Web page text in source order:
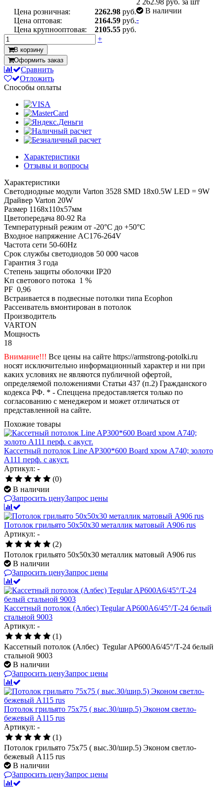
Цена розничная: 2262.98 руб.
Цена оптовая:
2164.59 руб.
Цена крупнооптовая:
2105.55 руб.
В наличии
-
+
В корзину
Оформить заказ
Сравнить
Отложить
Способы оплаты
Характеристики
Отзывы и вопросы
Характеристики
Светодиодные модули Varton 3528 SMD 18х0.5W LED = 9W
Драйвер Varton 20W
Размер 1168x110x57мм
Цветопередача 80-92 Ra
Температурный режим от -20°С до +50°С
Входное напряжение AC176-264V
Частота сети 50-60Hz
Срок службы светодиодов 50 000 часов
Гарантия 3 года
Степень защиты оболочки IP20
Kп светового потока 1 %
PF 0,96
Встраивается в подвесные потолки типа Ecophon
Рассеиватель вмонтирован в потолок
Производитель
VARTON
Мощность
18
Внимание!!! Все цены на сайте https://armstrong-potolki.ru
носят исключительно информационный характер и ни при
каких условиях не являются публичной офертой,
определяемой положениями Статьи 437 (п.2) Гражданского
кодекса РФ. * - Спеццена предоставляется только по
согласованию с менеджером и может отличаться от
представленной на сайте.
Похожие товары
Кассетный потолок Line AP300*600 Board хром А740; золото
А111 перф. с акуст.
Артикул: -
(0)
В наличии
Запросить ценуЗапрос цены
Потолок грильято 50х50х30 металлик матовый А906 rus
Артикул: -
(2)
Потолок грильято 50х50х30 металлик матовый А906 rus
В наличии
Запросить ценуЗапрос цены
Кассетный потолок (Албес) Tegular AP600A6/45°/Т-24 белый
стальной 9003
Артикул: -
(1)
Кассетный потолок (Албес) Tegular AP600A6/45°/Т-24 белый
стальной 9003
В наличии
Запросить ценуЗапрос цены
Потолок грильято 75х75 ( выс.30/шир.5) Эконом светло-
бежевый А115 rus
Артикул: -
(1)
Потолок грильято 75х75 ( выс.30/шир.5) Эконом светло-
бежевый А115 rus
В наличии
Запросить ценуЗапрос цены